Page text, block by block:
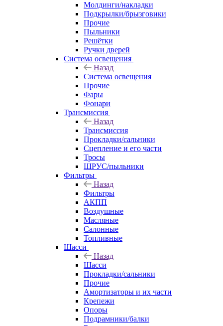
Молдинги/накладки
Подкрылки/брызговики
Прочие
Пыльники
Решётки
Ручки дверей
Система освещения
Назад
Система освещения
Прочие
Фары
Фонари
Трансмиссия
Назад
Трансмиссия
Прокладки/сальники
Сцепление и его части
Тросы
ШРУС/пыльники
Фильтры
Назад
Фильтры
АКПП
Воздушные
Масляные
Салонные
Топливные
Шасси
Назад
Шасси
Прокладки/сальники
Прочие
Амортизаторы и их части
Крепежи
Опоры
Подрамники/балки